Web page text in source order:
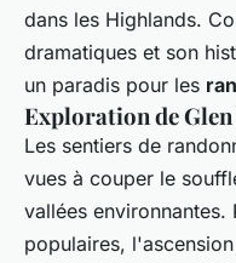
dans les Highlands.
dramatiques et son
un paradis pour les
Exploration de Glen
Les sentiers de
vues à couper le
vallées environnantes.
populaires,